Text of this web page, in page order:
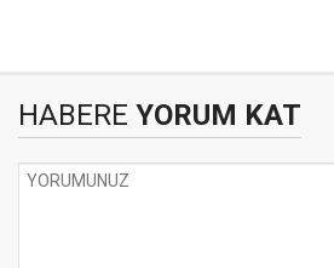
HABERE YORUM KAT